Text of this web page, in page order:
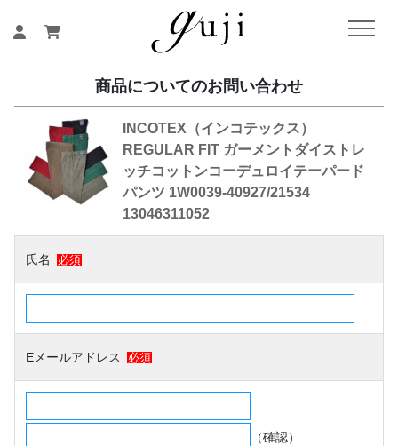
商品についてのお問い合わせ
INCOTEX（インコテックス）
REGULAR FIT ガーメントダイストレ
ッチコットンコーデュロイテーパード
パンツ 1W0039-40927/21534
13046311052
氏名 必須
Eメールアドレス 必須
（確認）